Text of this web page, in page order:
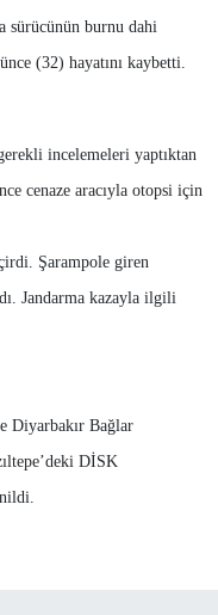
sürücünün burnu dahi
(32) hayatını kaybetti.
incelemeleri yaptıktan
cenaze aracıyla otopsi için
Şarampole giren
Jandarma kazayla ilgili
Diyarbakır Bağlar
DİSK